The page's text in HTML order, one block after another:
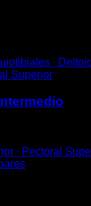
∙
Superior
∙ Pectoral